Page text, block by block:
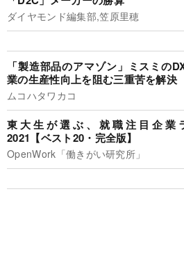
ダイヤモンド編集部,笠原里穂
「製造部品のアマゾン」ミスミの
業の生産性向上を阻む三重苦を解決
ムコハタワカコ
東大生が選ぶ、就職注目企業
2021【ベスト20・完全版】
OpenWork「働きがい研究所」